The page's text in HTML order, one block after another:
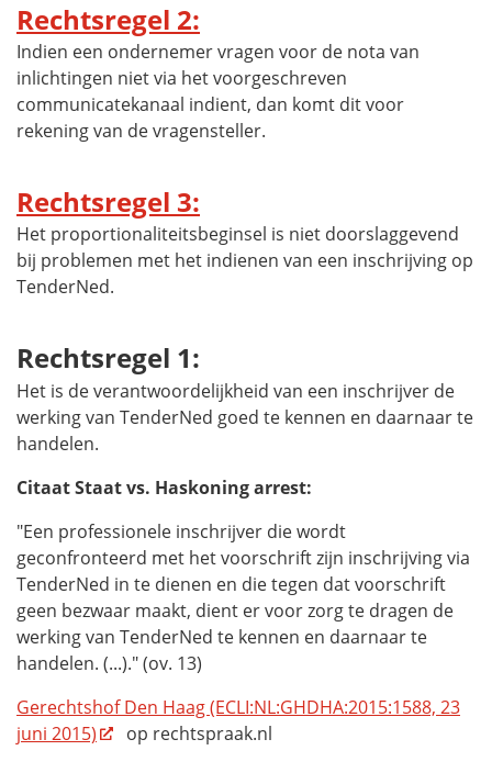
Rechtsregel 2:
Indien een ondernemer vragen voor de nota van
inlichtingen niet via het voorgeschreven
communicatekanaal indient, dan komt dit voor
rekening van de vragensteller.
Rechtsregel 3:
Het proportionaliteitsbeginsel is niet doorslaggevend
bij problemen met het indienen van een inschrijving op
TenderNed.
Rechtsregel 1:
Het is de verantwoordelijkheid van een inschrijver de
werking van TenderNed goed te kennen en daarnaar te
handelen.
Citaat Staat vs. Haskoning arrest:
"Een professionele inschrijver die wordt
geconfronteerd met het voorschrift zijn inschrijving via
TenderNed in te dienen en die tegen dat voorschrift
geen bezwaar maakt, dient er voor zorg te dragen de
werking van TenderNed te kennen en daarnaar te
handelen. (...)." (ov. 13)
Gerechtshof Den Haag (ECLI:NL:GHDHA:2015:1588, 23
juni 2015)
op rechtspraak.nl